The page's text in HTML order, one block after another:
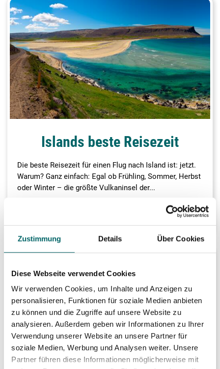
Zustimmung Details Über Cookies
Diese Webseite verwendet Cookies
Wir verwenden Cookies, um Inhalte und Anzeigen zu
personalisieren, Funktionen für soziale Medien anbieten
zu können und die Zugriffe auf unsere Website zu
analysieren. Außerdem geben wir Informationen zu Ihrer
Verwendung unserer Website an unsere Partner für
soziale Medien, Werbung und Analysen weiter. Unsere
Partner führen diese Informationen möglicherweise mit
Islands beste Reisezeit
Die beste Reisezeit für einen Flug nach Island ist: jetzt.
Warum? Ganz einfach: Egal ob Frühling, Sommer, Herbst
oder Winter – die größte Vulkaninsel der...